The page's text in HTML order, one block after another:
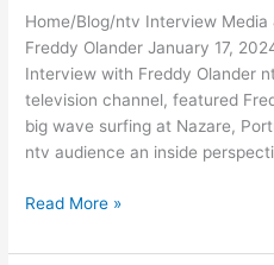
Home/Blog/ntv Interview
Freddy Olander January 17,
Interview with Freddy Olander
television channel, featured
big wave surfing at Nazare,
ntv audience an inside
ntv
with
Read More »